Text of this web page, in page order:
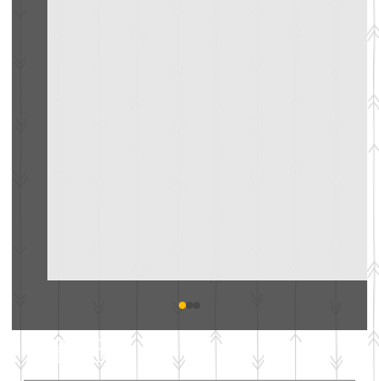
明日(11月6日)午後3時～5
最新記事